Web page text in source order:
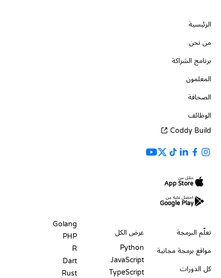
الرئيسية
من نحن
برنامج الشراكة
المعلمون
الصحافة
الوظائف
Coddy Build
حمّل من
App Store
احصل عليه من
Google Play
تعلّم البرمجة
مواقع برمجة مجانية
كل الدورات
عرض الكل
Python
JavaScript
TypeScript
Golang
PHP
R
Dart
Rust